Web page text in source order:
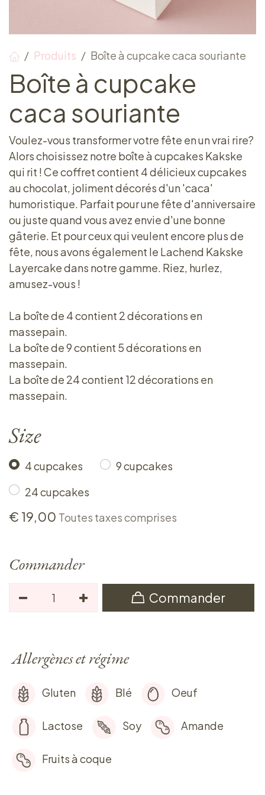
Produits Boîte à cupcake caca souriante
Boîte à cupcake
caca souriante
Voulez-vous transformer votre fête en un vrai rire?
Alors choisissez notre boîte à cupcakes Kakske
qui rit ! Ce coffret contient 4 délicieux cupcakes
au chocolat, joliment décorés d'un 'caca'
humoristique. Parfait pour une fête d'anniversaire
ou juste quand vous avez envie d'une bonne
gâterie. Et pour ceux qui veulent encore plus de
fête, nous avons également le Lachend Kakske
Layercake dans notre gamme. Riez, hurlez,
amusez-vous !
La boîte de 4 contient 2 décorations en
massepain.
La boîte de 9 contient 5 décorations en
massepain.
La boîte de 24 contient 12 décorations en
massepain.
Size
4 cupcakes
9 cupcakes
24 cupcakes
€ 19,00 Toutes taxes comprises
Commander
Commander
Allergènes et régime
Gluten Blé Oeuf
Lactose Soy Amande
Fruits à coque